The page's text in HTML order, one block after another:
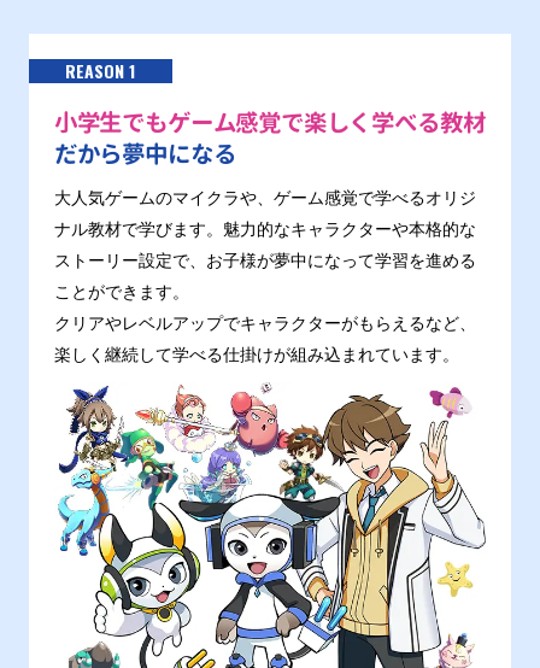
REASON 1
小学生でもゲーム感覚で楽しく学べる教材
だから夢中になる
大人気ゲームのマイクラや、ゲーム感覚で学べるオリジ
ナル教材で学びます。魅力的なキャラクターや本格的な
ストーリー設定で、お子様が夢中になって学習を進める
ことができます。
クリアやレベルアップでキャラクターがもらえるなど、
楽しく継続して学べる仕掛けが組み込まれています。